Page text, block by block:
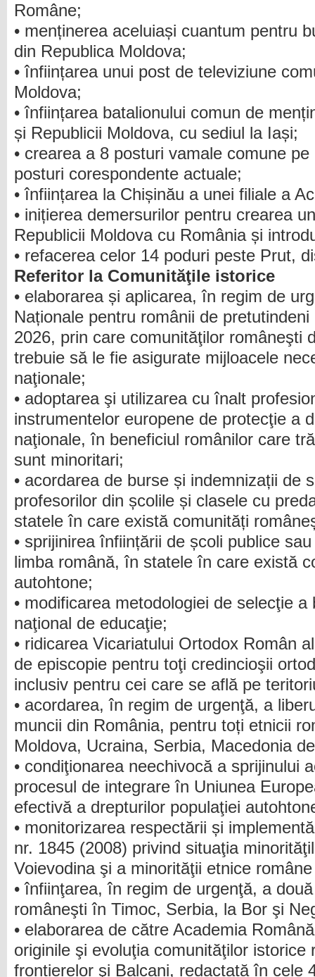
Române;
• menținerea aceluiași cuantum pentru
din Republica Moldova;
• înființarea unui post de televiziune
Moldova;
• înființarea batalionului comun de
și Republicii Moldova, cu sediul la Iași;
• crearea a 8 posturi vamale comune
posturi corespondente actuale;
• înființarea la Chișinău a unei filiale a
• inițierea demersurilor pentru crearea
Republicii Moldova cu România și
• refacerea celor 14 poduri peste Prut,
Referitor la Comunităţile istorice
• elaborarea și aplicarea, în regim de
Naționale pentru românii de
2026, prin care comunităţilor româneşti
trebuie să le fie asigurate mijloacele
naţionale;
• adoptarea şi utilizarea cu înalt
instrumentelor europene de protecţie a
naţionale, în beneficiul românilor care
sunt minoritari;
• acordarea de burse și indemnizații de
profesorilor din școlile și clasele cu
statele în care există comunități
• sprijinirea înființării de școli publice
limba română, în statele în care există
autohtone;
• modificarea metodologiei de selecţie
naţional de educaţie;
• ridicarea Vicariatului Ortodox Român
de episcopie pentru toţi credincioşii
inclusiv pentru cei care se află pe
• acordarea, în regim de urgenţă, a
muncii din România, pentru toți etnicii
Moldova, Ucraina, Serbia, Macedonia
• condiţionarea neechivocă a sprijinului
procesul de integrare în Uniunea
efectivă a drepturilor populaţiei
• monitorizarea respectării și
nr. 1845 (2008) privind situaţia
Voievodina şi a minorităţii etnice
• înfiinţarea, în regim de urgenţă, a
româneşti în Timoc, Serbia, la Bor şi
• elaborarea de către Academia
originile şi evoluţia comunităţilor istorice
frontierelor şi Balcani, redactată în cele